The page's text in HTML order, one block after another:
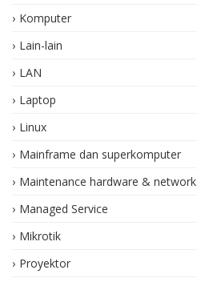
Komputer
Lain-lain
LAN
Laptop
Linux
Mainframe dan superkomputer
Maintenance hardware & network
Managed Service
Mikrotik
Proyektor